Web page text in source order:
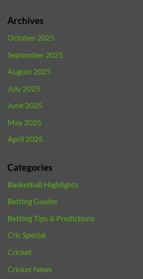
Archives
October 2025
September 2025
August 2025
July 2025
June 2025
May 2025
April 2025
Categories
Basketball Highlights
Betting Guides
Betting Tips & Predictions
Cric Special
Cricket
Cricket News